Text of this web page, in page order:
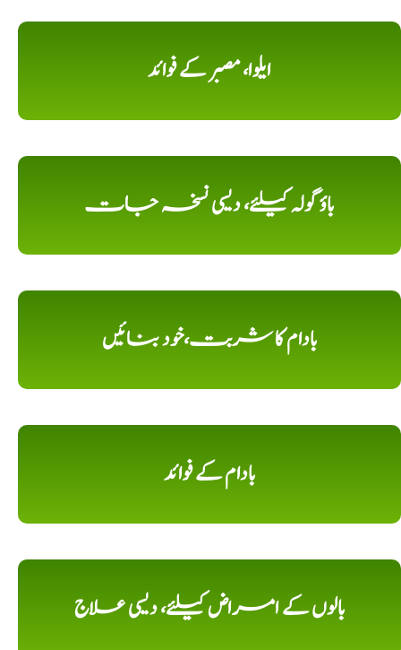
ایلوا، مصبر کے فوائد
باؤ گولہ کیلئے، دیسی نسخہ جات
بادام کا شربت،خود بنائیں
بادام کے فوائد
بالوں کے امراض کیلئے، دیسی علاج